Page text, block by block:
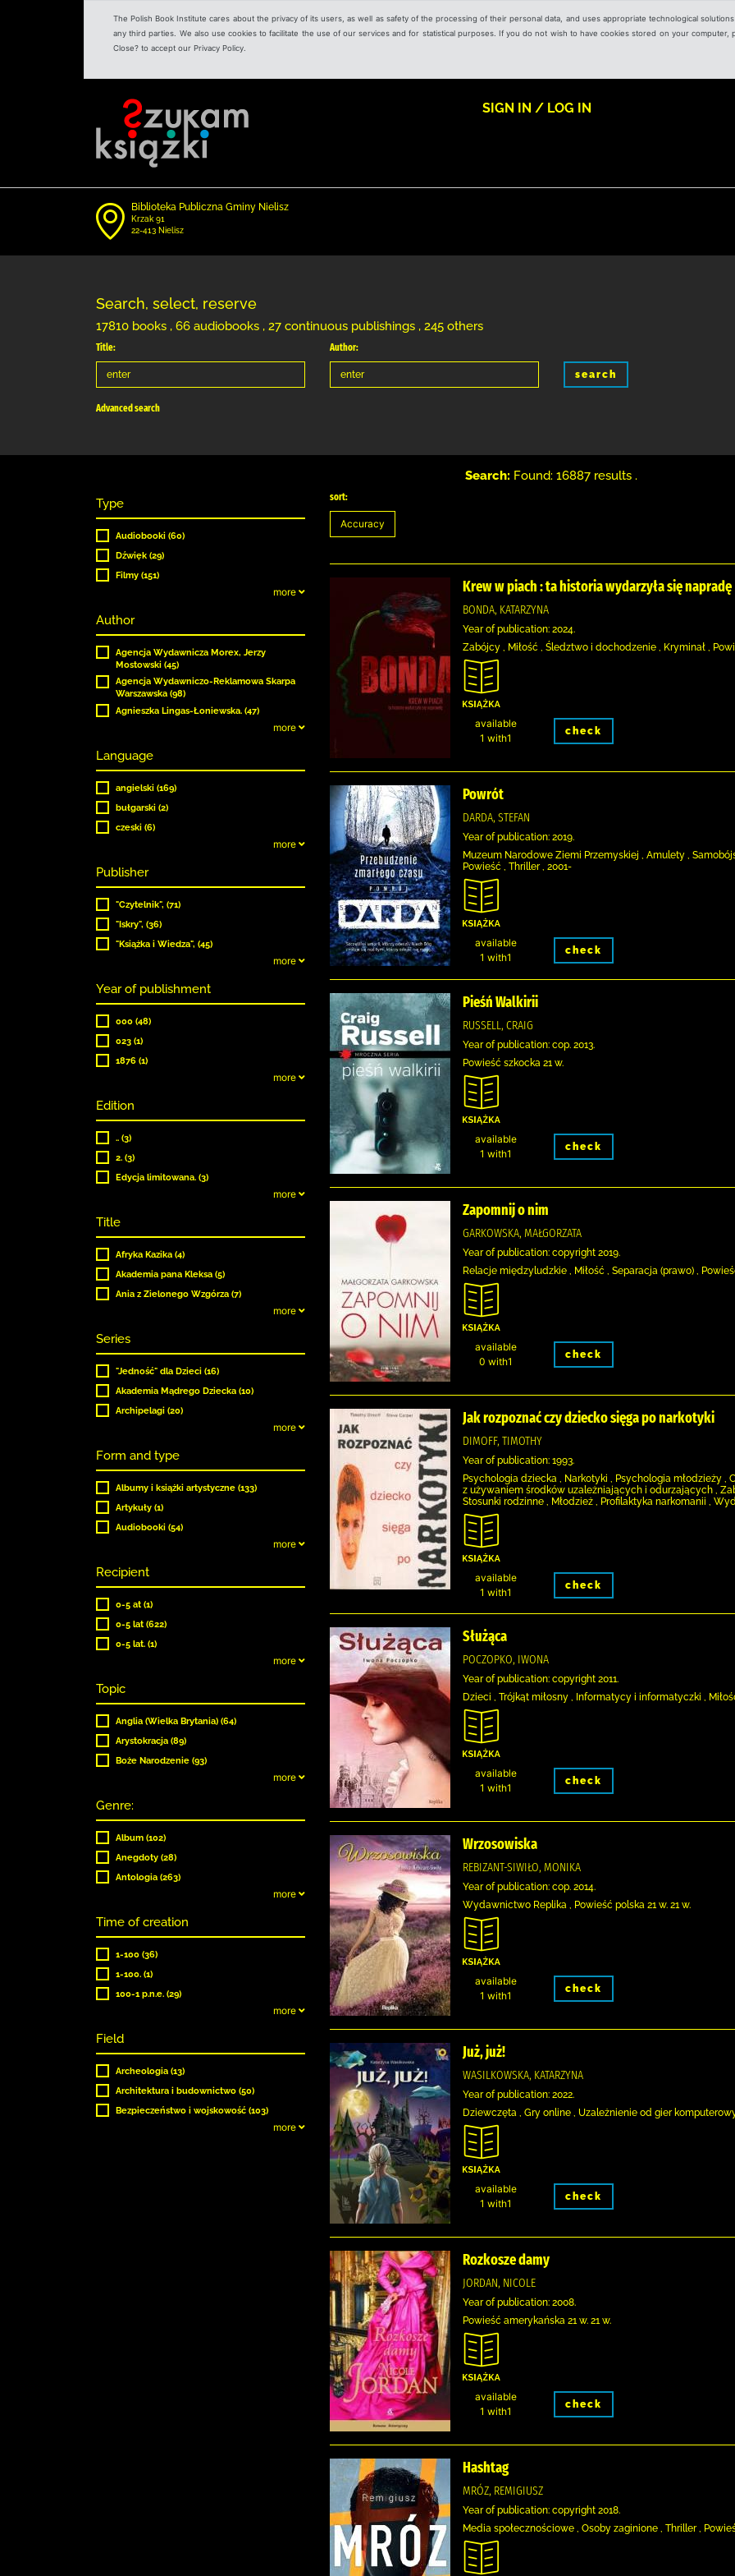
The Polish Book Institute cares about the privacy of its users, as well as safety of the processing of their personal data, and uses appropriate technological
any third parties. We also use cookies to facilitate the use of our services and for statistical purposes. If you do not wish to have cookies stored on your computer,
Close? to accept our Privacy Policy.
SIGN IN / LOG IN
Biblioteka Publiczna Gminy Nielisz
Krzak 91
22-413 Nielisz
Search, select, reserve
17810 books , 66 audiobooks , 27 continuous publishings , 245 others
Title: Author:
search
Advanced search
Search: Found: 16887 results .
Type
Audiobooki (60)
Dźwięk (29)
Filmy (151)
more
Author
Agencja Wydawnicza Morex, Jerzy
Mostowski (45)
Agencja Wydawniczo-Reklamowa Skarpa
Warszawska (98)
Agnieszka Lingas-Łoniewska. (47)
more
Language
angielski (169)
bułgarski (2)
czeski (6)
more
Publisher
"Czytelnik", (71)
"Iskry", (36)
"Książka i Wiedza", (45)
more
Year of publishment
000 (48)
023 (1)
1876 (1)
more
Edition
.. (3)
2. (3)
Edycja limitowana. (3)
more
Title
Afryka Kazika (4)
Akademia pana Kleksa (5)
Ania z Zielonego Wzgórza (7)
more
Series
"Jedność" dla Dzieci (16)
Akademia Mądrego Dziecka (10)
Archipelagi (20)
more
Form and type
Albumy i książki artystyczne (133)
Artykuły (1)
Audiobooki (54)
more
Recipient
0-5 at (1)
0-5 lat (622)
0-5 lat. (1)
more
Topic
Anglia (Wielka Brytania) (64)
Arystokracja (89)
Boże Narodzenie (93)
more
Genre:
Album (102)
Anegdoty (28)
Antologia (263)
more
Time of creation
1-100 (36)
1-100. (1)
100-1 p.n.e. (29)
more
Field
Archeologia (13)
Architektura i budownictwo (50)
Bezpieczeństwo i wojskowość (103)
more
sort:
Krew w piach : ta historia wydarzyła się napradę
BONDA, KATARZYNA
Year of publication: 2024.
Zabójcy , Miłość , Śledztwo i dochodzenie , Kryminał ,
available
1 with1
check
Powrót
DARDA, STEFAN
Year of publication: 2019.
Muzeum Narodowe Ziemi Przemyskiej , Amulety ,
Powieść , Thriller , 2001-
available
1 with1
check
Pieśń Walkirii
RUSSELL, CRAIG
Year of publication: cop. 2013.
Powieść szkocka 21 w.
available
1 with1
check
Zapomnij o nim
GARKOWSKA, MAŁGORZATA
Year of publication: copyright 2019.
Relacje międzyludzkie , Miłość , Separacja (prawo) ,
available
0 with1
check
Jak rozpoznać czy dziecko sięga po narkotyki
DIMOFF, TIMOTHY
Year of publication: 1993.
Psychologia dziecka , Narkotyki , Psychologia młodzieży
z używaniem środków uzależniających i odurzających ,
Stosunki rodzinne , Młodzież , Profilaktyka narkomanii ,
available
1 with1
check
Służąca
POCZOPKO, IWONA
Year of publication: copyright 2011.
Dzieci , Trójkąt miłosny , Informatycy i informatyczki ,
available
1 with1
check
Wrzosowiska
REBIZANT-SIWIŁO, MONIKA
Year of publication: cop. 2014.
Wydawnictwo Replika , Powieść polska 21 w. 21 w.
available
1 with1
check
Już, już!
WASILKOWSKA, KATARZYNA
Year of publication: 2022.
Dziewczęta , Gry online , Uzależnienie od gier
available
1 with1
check
Rozkosze damy
JORDAN, NICOLE
Year of publication: 2008.
Powieść amerykańska 21 w. 21 w.
available
1 with1
check
Hashtag
MRÓZ, REMIGIUSZ
Year of publication: copyright 2018.
Media społecznościowe , Osoby zaginione , Thriller ,